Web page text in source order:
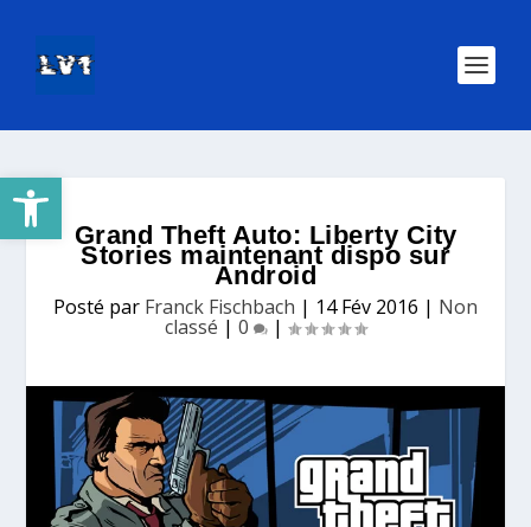
Ouvrir la barre d’outils
Grand Theft Auto: Liberty City
Stories maintenant dispo sur
Android
Posté par Franck Fischbach | 14 Fév 2016 | Non
classé | 0 |